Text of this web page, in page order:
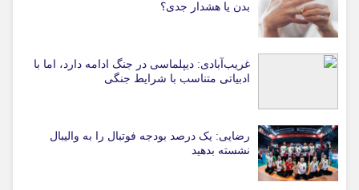
بدن یا هشدار جدی؟
غریب‌آبادی: دیپلماسی در جنگ ادامه دارد، اما با
ادبیاتی متناسب با شرایط جنگی
رضایی: یک درصد بودجه فوتبال را به والیبال
نشسته بدهید